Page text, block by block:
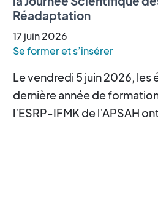
Réadaptation
17juin2026
Se former et s’insérer
Le vendredi 5 juin 2026, les
dernière année de
l’ESRP-IFMK de l’APSAH